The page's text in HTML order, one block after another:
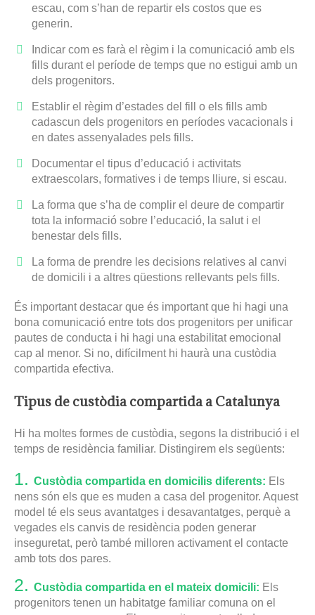
escau, com s’han de repartir els costos que es
generin.
Indicar com es farà el règim i la comunicació amb els
fills durant el període de temps que no estigui amb un
dels progenitors.
Establir el règim d’estades del fill o els fills amb
cadascun dels progenitors en períodes vacacionals i
en dates assenyalades pels fills.
Documentar el tipus d’educació i activitats
extraescolars, formatives i de temps lliure, si escau.
La forma que s’ha de complir el deure de compartir
tota la informació sobre l’educació, la salut i el
benestar dels fills.
La forma de prendre les decisions relatives al canvi
de domicili i a altres qüestions rellevants pels fills.
És important destacar que és important que hi hagi una
bona comunicació entre tots dos progenitors per unificar
pautes de conducta i hi hagi una estabilitat emocional
cap al menor. Si no, difícilment hi haurà una custòdia
compartida efectiva.
Tipus de custòdia compartida a Catalunya
Hi ha moltes formes de custòdia, segons la distribució i el
temps de residència familiar. Distingirem els següents:
Custòdia compartida en domicilis diferents: Els
nens són els que es muden a casa del progenitor. Aquest
model té els seus avantatges i desavantatges, perquè a
vegades els canvis de residència poden generar
inseguretat, però també milloren activament el contacte
amb tots dos pares.
Custòdia compartida en el mateix domicili: Els
progenitors tenen un habitatge familiar comuna on el